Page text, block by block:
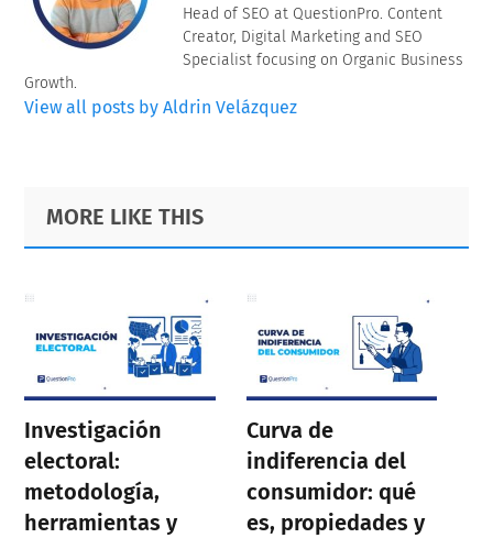
Head of SEO at QuestionPro. Content
Creator, Digital Marketing and SEO
Specialist focusing on Organic Business
Growth.
View all posts by Aldrin Velázquez
Primary
Sidebar
Footer
MORE LIKE THIS
Investigación
electoral:
metodología,
herramientas y
Curva de
indiferencia del
consumidor: qué
es, propiedades y